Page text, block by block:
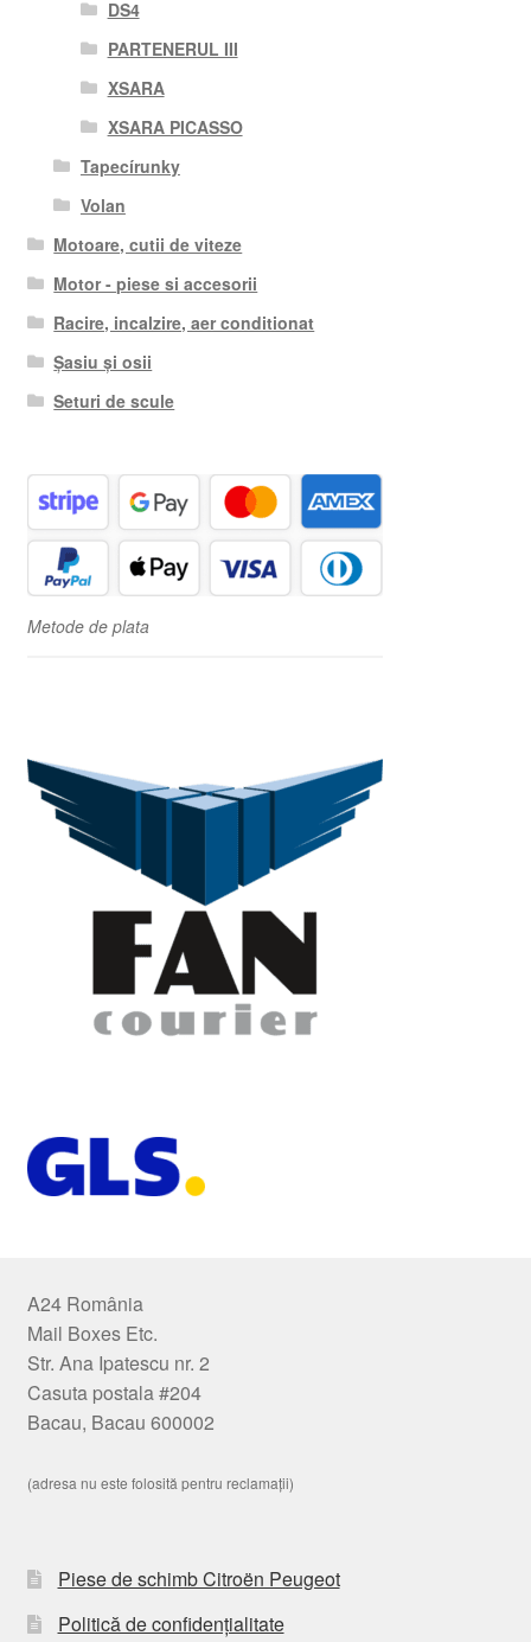
DS4
PARTENERUL III
XSARA
XSARA PICASSO
Tapecírunky
Volan
Motoare, cutii de viteze
Motor - piese si accesorii
Racire, incalzire, aer conditionat
Șasiu și osii
Seturi de scule
Metode de plata
A24 România
Mail Boxes Etc.
Str. Ana Ipatescu nr. 2
Casuta postala #204
Bacau, Bacau 600002
(adresa nu este folosită pentru reclamații)
Piese de schimb Citroën Peugeot
Politică de confidențialitate